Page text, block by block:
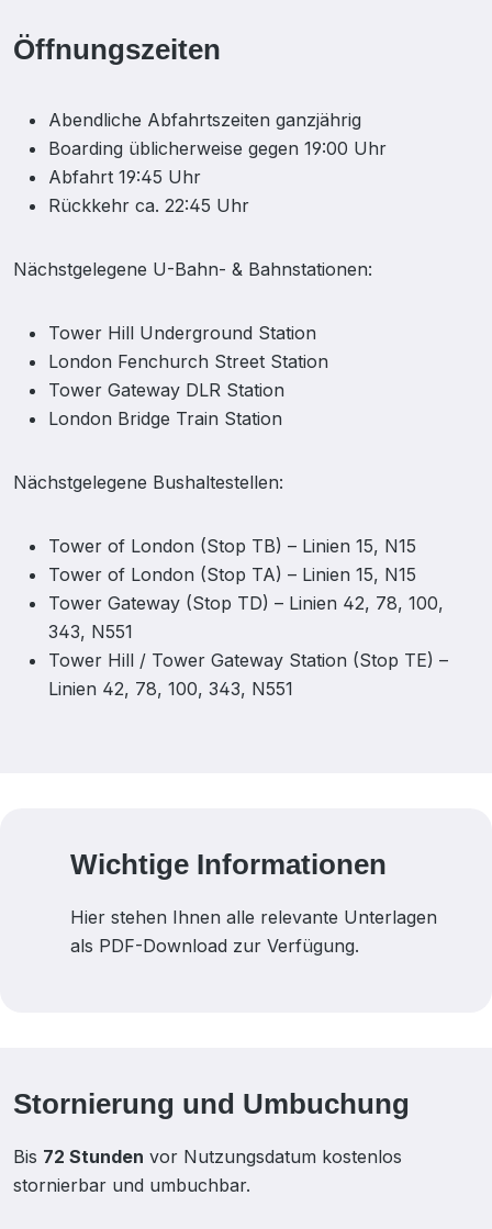
Öffnungszeiten
Abendliche Abfahrtszeiten ganzjährig
Boarding üblicherweise gegen 19:00 Uhr
Abfahrt 19:45 Uhr
Rückkehr ca. 22:45 Uhr
Nächstgelegene U-Bahn- & Bahnstationen:
Tower Hill Underground Station
London Fenchurch Street Station
Tower Gateway DLR Station
London Bridge Train Station
Nächstgelegene Bushaltestellen:
Tower of London (Stop TB) – Linien 15, N15
Tower of London (Stop TA) – Linien 15, N15
Tower Gateway (Stop TD) – Linien 42, 78, 100,
343, N551
Tower Hill / Tower Gateway Station (Stop TE) –
Linien 42, 78, 100, 343, N551
Wichtige Informationen
Hier stehen Ihnen alle relevante Unterlagen
als PDF-Download zur Verfügung.
Stornierung und Umbuchung
Bis 72 Stunden vor Nutzungsdatum kostenlos
stornierbar und umbuchbar.